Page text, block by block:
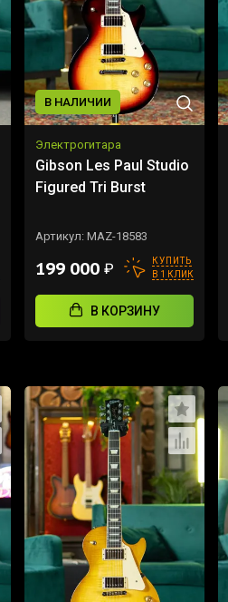
В НАЛИЧИИ
Электрогитара
Gibson Les Paul Studio
Figured Tri Burst
Артикул: MAZ-18583
199 000 ₽
КУПИТЬ
В 1 КЛИК
В КОРЗИНУ